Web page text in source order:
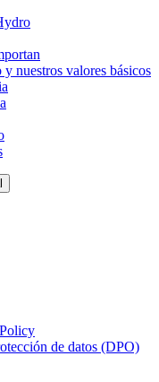
nuestros valores básicos
de datos (DPO)